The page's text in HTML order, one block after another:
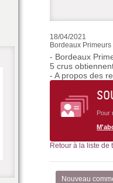
18/04/2021
Bordeaux
- Bordeaux
5 crus
- A propos des
Pour
Retour à la liste de
Nouveau